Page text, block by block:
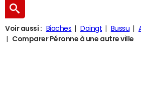
Voir aussi : Biaches Doingt Bussu
Comparer Péronne à une autre ville